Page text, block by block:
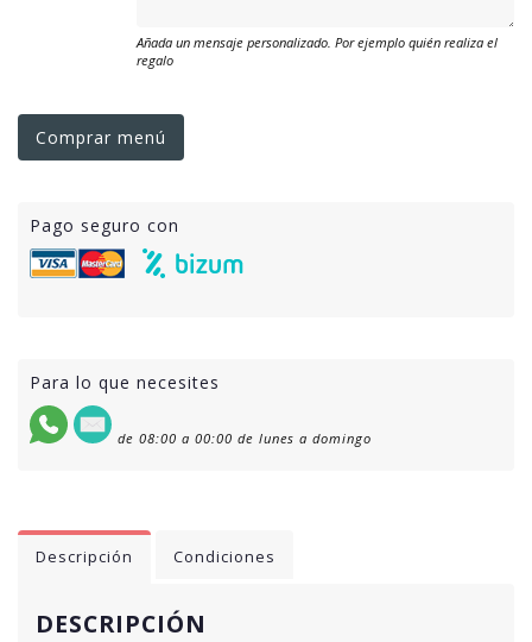
Añada un mensaje personalizado. Por ejemplo quién realiza el
regalo
Comprar menú
Pago seguro con
Para lo que necesites
de 08:00 a 00:00 de lunes a domingo
Descripción Condiciones
DESCRIPCIÓN